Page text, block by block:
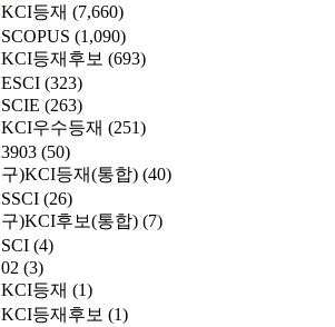
KCI등재 (7,660)
SCOPUS (1,090)
KCI등재후보 (693)
ESCI (323)
SCIE (263)
KCI우수등재 (251)
3903 (50)
구)KCI등재(통합) (40)
SSCI (26)
구)KCI후보(통합) (7)
SCI (4)
02 (3)
KCI등재 (1)
KCI등재후보 (1)